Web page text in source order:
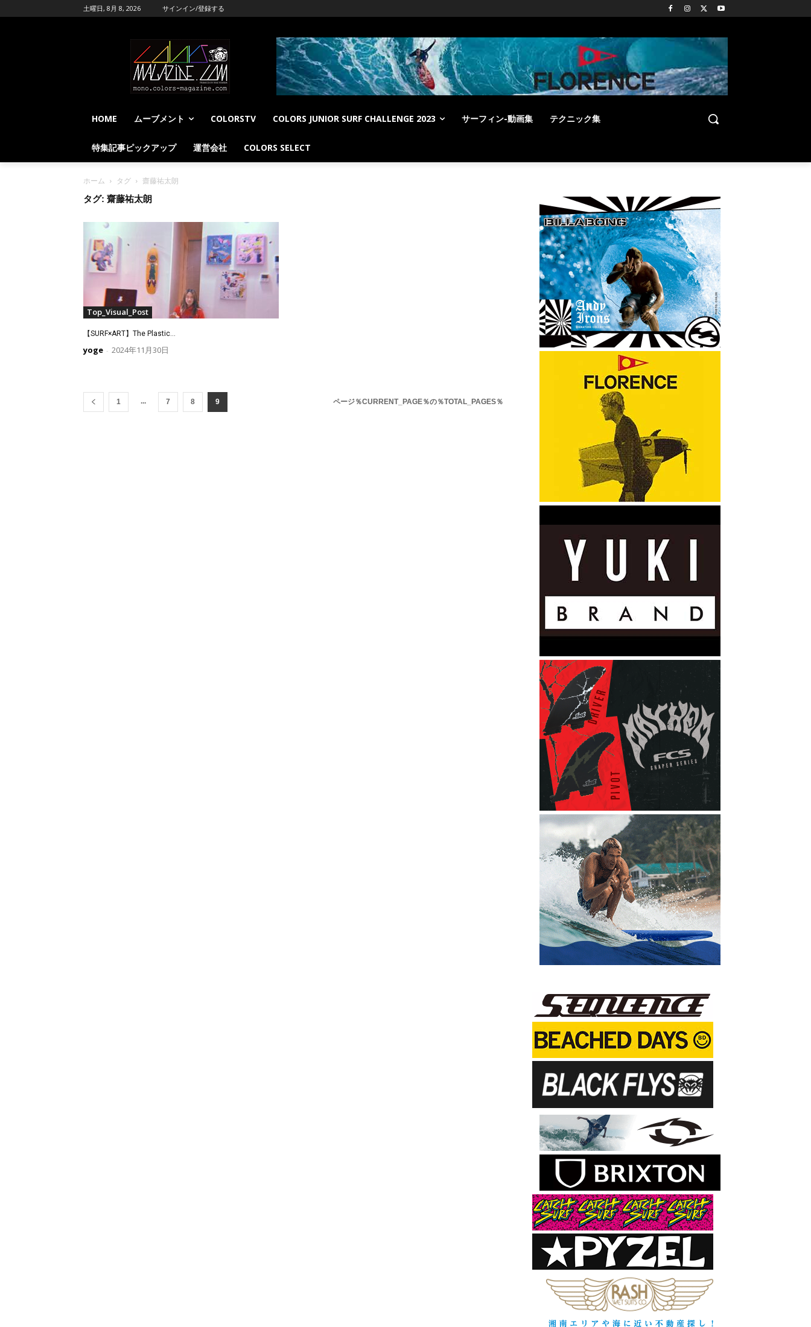
土曜日, 8月 8, 2026 サインイン/登録する
HOME ムーブメント COLORSTV COLORS JUNIOR SURF CHALLENGE 2023 サーフィン-動画集 テクニック集
特集記事ピックアップ 運営会社 COLORS SELECT
ホーム タグ
齋藤祐太朗
タグ: 齋藤祐太朗
Top_Visual_Post
【SURF×ART】The Plastic...
yoge - 2024年11月30日
1 ... 7 8 9 ページ％CURRENT_PAGE％の％TOTAL_PAGES％